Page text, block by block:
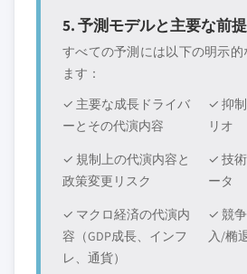
5. 予測モデルと主要な前
すべての予測には以下の明示
ます：
✓ 主要な成長ドライバ
ーとその代演内容
✓ 抑
リオ
✓ 規制上の代演内容と
政策変更リスク
✓ 技
ータ
✓ マクロ経済の代演内
容（GDP成長、インフ
レ、通貨）
✓ 競
入/椭